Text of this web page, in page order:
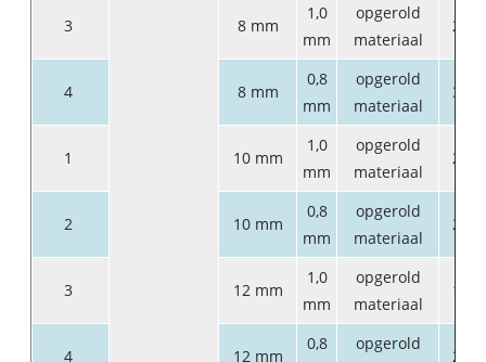
3 8 mm
1,0
mm
opgerold
materiaal
250
4 8 mm
0,8
mm
opgerold
materiaal
310
1 10 mm
1,0
mm
opgerold
materiaal
200
2 10 mm
0,8
mm
opgerold
materiaal
240
3 12 mm
1,0
mm
opgerold
materiaal
160
4 12 mm
0,8
opgerold
200